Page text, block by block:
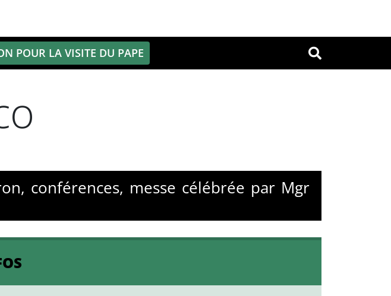
OK
POUR LA VISITE DU PAPE
conférences, messe célébrée par Mgr